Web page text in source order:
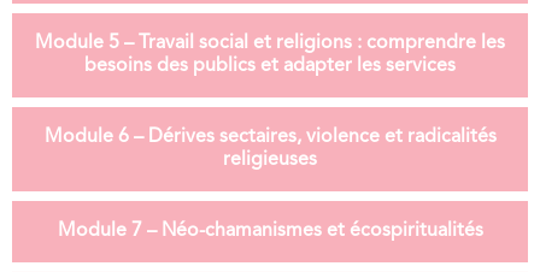
Module 5 – Travail social et religions : comprendre les
besoins des publics et adapter les services
Module 6 – Dérives sectaires, violence et radicalités
religieuses
Module 7 – Néo-chamanismes et écospiritualités